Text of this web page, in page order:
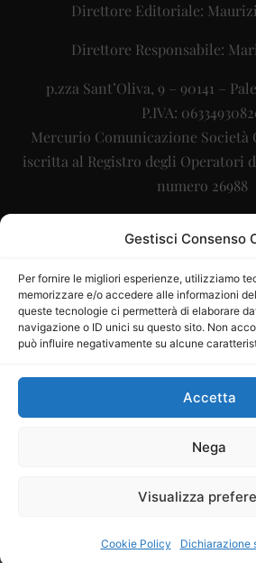
Gestisci Consenso
Per fornire le migliori esperienze, utilizziamo
memorizzare e/o accedere alle informazioni
queste tecnologie ci permetterà di elaborare
navigazione o ID unici su questo sito. Non
può influire negativamente su alcune
Accetta
Nega
Visualizza
Cookie Policy Dichiarazione
Direttore Editoriale:
Direttore Responsabile:
p.zza Sant’Oliva, 9 – 90141 –
P.IVA:
Mercurio Comunicazione Società
iscritta al Registro degli Operatori
numero 26988